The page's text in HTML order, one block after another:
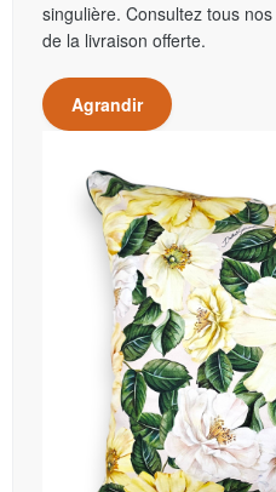
singulière. Consultez tous nos
de la livraison offerte.
Agrandir